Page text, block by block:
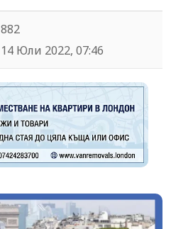
882
14 Юли 2022, 07:46